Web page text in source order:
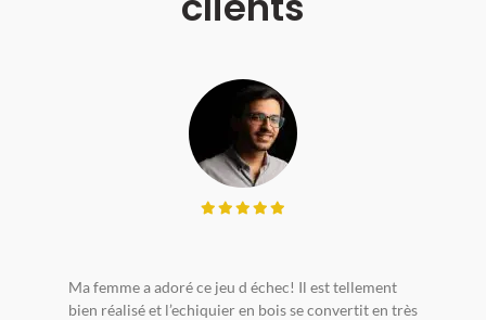
Ma femme a adoré ce jeu d échec! Il est tellement
bien réalisé et l’echiquier en bois se convertit en très